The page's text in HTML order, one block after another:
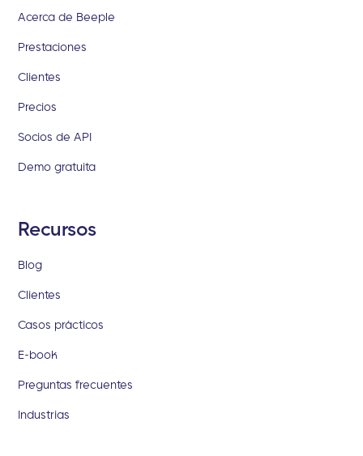
Acerca de Beeple
Prestaciones
Clientes
Precios
Socios de API
Demo gratuita
Recursos
Blog
Clientes
Casos prácticos
E-book
Preguntas frecuentes
Industrias